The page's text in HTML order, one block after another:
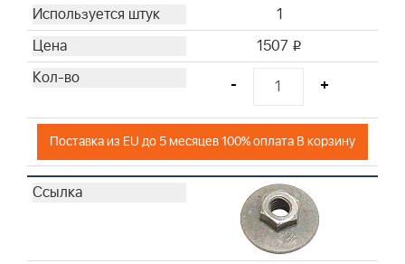
1
1507 i
- +
Поставка из EU до 5 месяцев 100% оплата В корзину